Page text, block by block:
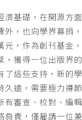
濟基礎，在開源方
外，也向學界募捐
元，作為創刊基金
，獲得一位出版界
了這些支持，新的
久遠，需要極力撙
有審查、校對、編
負責，僅雇請一位